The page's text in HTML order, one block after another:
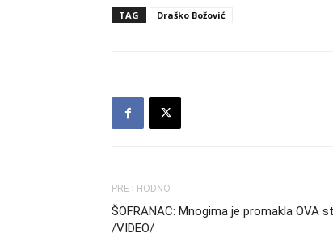
TAG Draško Božović
PRETHODNO
ŠOFRANAC: Mnogima je promakla OVA
/VIDEO/